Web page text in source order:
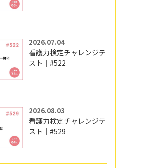
2026.07.04
看護力検定チャレンジテ
スト｜#522
2026.08.03
看護力検定チャレンジテ
スト｜#529